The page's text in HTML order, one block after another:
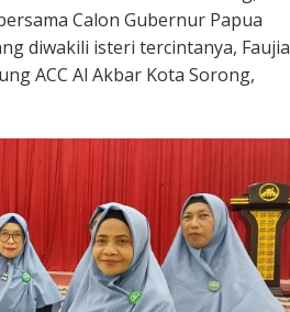
Calon Gubernur Papua
diwakili isteri tercintanya, Faujia
ACC Al Akbar Kota Sorong,